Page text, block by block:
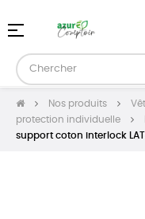
Basculer
navigation
☰
Nos produits
protection individuelle
support coton interlock